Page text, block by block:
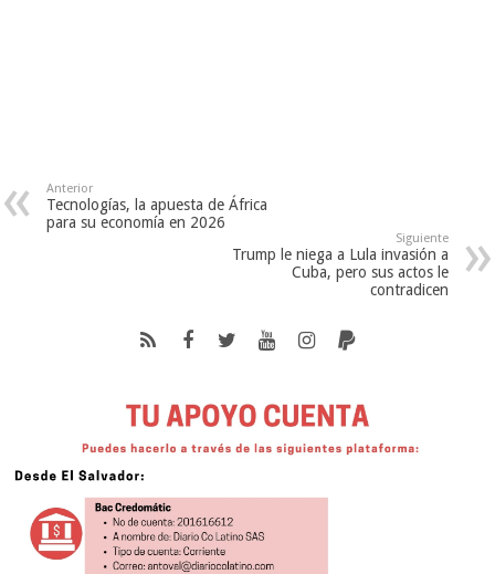
Anterior
Tecnologías, la apuesta de África
para su economía en 2026
Siguiente
Trump le niega a Lula invasión a
Cuba, pero sus actos le
contradicen